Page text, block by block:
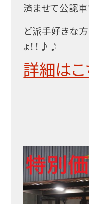
済ませて公認車
ど派手好きな
ょ！！♪♪
詳細はこ